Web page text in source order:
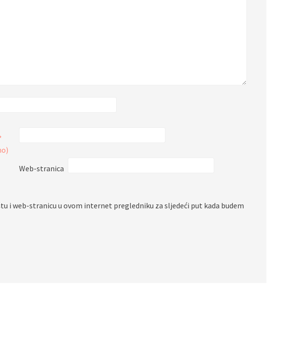
Web-stranica
i web-stranicu u ovom internet pregledniku za sljedeći put kada budem